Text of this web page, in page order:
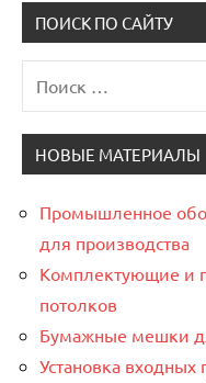
записей
ПОИСК ПО САЙТУ
для:
НОВЫЕ МАТЕРИАЛЫ
Промышленное
для производства
Комплектующие и
потолков
Бумажные мешки
Установка